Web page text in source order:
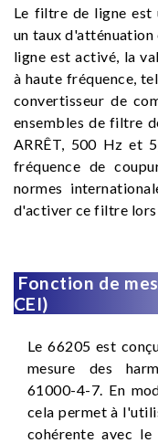
Le filtre de ligne est
un taux
ligne est activé, la
à haute fréquence,
convertisseur de
ensembles de filtre
ARRÊT, 500 Hz et
fréquence de
normes
d'activer ce filtre lors
Fonction de
CEI)
Le 66205 est
mesure des
61000-4-7. En
cela permet à
cohérente avec